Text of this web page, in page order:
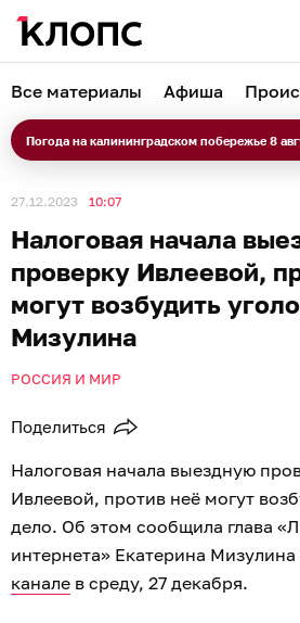
Все материалы Афиша
Погода на калининградском побережье 8
27.12.2023 10:07
Налоговая начала
проверку Ивлеевой,
могут возбудить
Мизулина
РОССИЯ И МИР
Поделиться
Налоговая начала выездную
Ивлеевой, против неё могут
дело. Об этом сообщила глава
интернета» Екатерина
канале в среду, 27 декабря.